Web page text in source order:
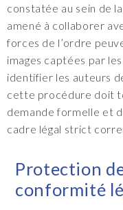
constatée au sein de
amené à collaborer
forces de l’ordre
images captées par les
identifier les auteurs
cette procédure doit
demande formelle et
cadre légal strict
Protection
conformité